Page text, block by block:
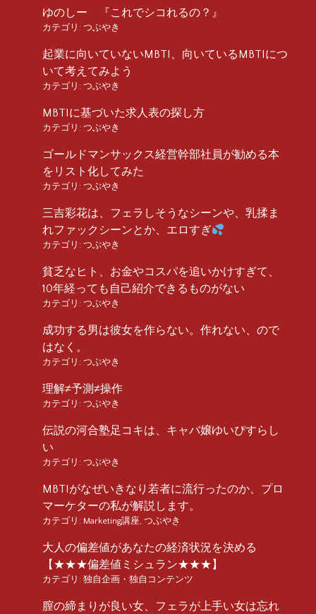
ゆのしー 『これでシコれるの？』
カテゴリ: つぶやき
起業に向いていないMBTI、向いているMBTIにつ
いて考えてみよう
カテゴリ: つぶやき
MBTIに基づいた求人表の探し方
カテゴリ: つぶやき
ゴールドマンサックス経営幹部社員が勧める本
をリスト化してみた
カテゴリ: つぶやき
三吉彩花は、フェラしそうなシーンや、乳揉ま
れファックシーンとか、エロすぎ
カテゴリ: つぶやき
貧乏なヒト、お金やコスパを追いかけすぎて、
10年経っても自己紹介できるものがない
カテゴリ: つぶやき
成功する男は彼女を作らない。作れない、ので
はなく。
カテゴリ: つぶやき
理解≠予測≠操作
カテゴリ: つぶやき
伝説の河合塾足コキは、キャバ嬢ゆいぴすらし
い
カテゴリ: つぶやき
MBTIがなぜいきなり若者に流行ったのか、プロ
マーケターの私が解説します。
カテゴリ: Marketing講座, つぶやき
大人の偏差値があなたの経済状況を決める
【★★★偏差値ミシュラン★★★】
カテゴリ: 独自企画・独自コンテンツ
膣の締まりが良い女、フェラが上手い女は忘れ